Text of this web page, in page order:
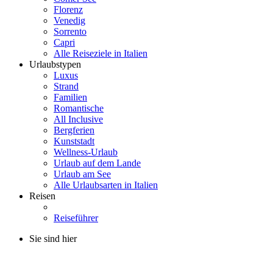
Florenz
Venedig
Sorrento
Capri
Alle Reiseziele in Italien
Urlaubstypen
Luxus
Strand
Familien
Romantische
All Inclusive
Bergferien
Kunststadt
Wellness-Urlaub
Urlaub auf dem Lande
Urlaub am See
Alle Urlaubsarten in Italien
Reisen
Reiseführer
Sie sind hier